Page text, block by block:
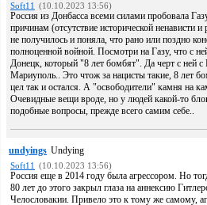
Soft11 (10.10.2023 13:56)
Россия из Донбасса всеми силами пробовала
причинам (отсутствие исторической ненависти
не получилось и поняла, что рано или поздно
полноценной войной. Посмотри на Газу, что с
Донецк, который "8 лет бомбят". Да черт с ней
Мариуполь.. Это чтож за нацисты такие, 8 лет
цел так и остался. А "освободители" камня на
Очевидные вещи вроде, но у людeй какой-то
подобные вопросы, прежде всего самим себе..
undyings Undying
Soft11 (10.10.2023 13:56)
Россия еще в 2014 году была агрессором. Но
80 лет до этого закрыл глаза на аннексию
Челословакии. Привело это к тому же самому,